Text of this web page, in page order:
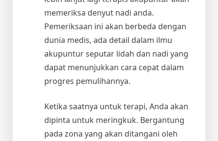
memeriksa denyut nadi anda.
Pemeriksaan ini akan berbeda dengan
dunia medis, ada detail dalam ilmu
akupuntur seputar lidah dan nadi yang
dapat menunjukkan cara cepat dalam
progres pemulihannya.
Ketika saatnya untuk terapi, Anda akan
dipinta untuk meringkuk. Bergantung
pada zona yang akan ditangani oleh